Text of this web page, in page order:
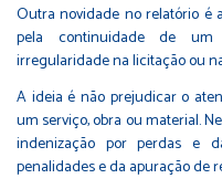
Outra novidade no relatório é
pela continuidade de um
irregularidade na licitação ou
A ideia é não prejudicar o
um serviço, obra ou material.
indenização por perdas e
penalidades e da apuração de